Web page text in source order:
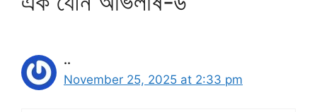
..
November 25, 2025 at 2:33 pm